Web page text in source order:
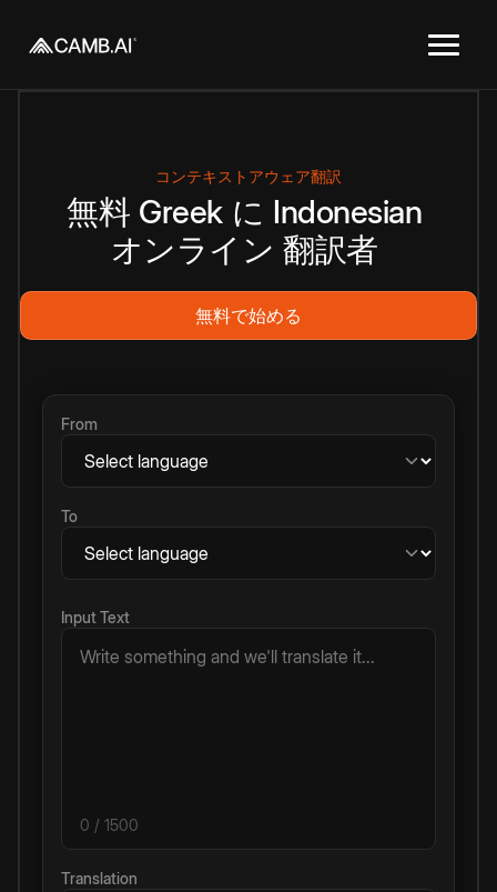
コンテキストアウェア翻訳
無料 Greek に Indonesian
オンライン 翻訳者
無料で始める
From
To
Input Text
0 / 1500
Translation